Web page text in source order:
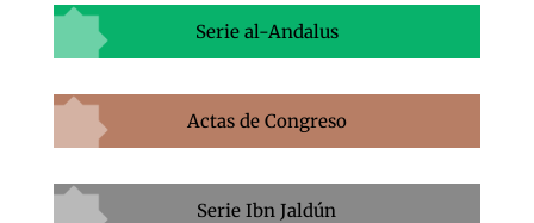
Serie al-Andalus
Actas de Congreso
Serie Ibn Jaldún